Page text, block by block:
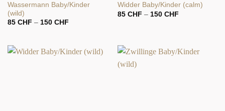
Wassermann Baby/Kinder
(wild)
85 CHF – 150 CHFPreisspanne:
Widder Baby/Kinder (calm)
85 CHF – 150 CHFPreisspanne: